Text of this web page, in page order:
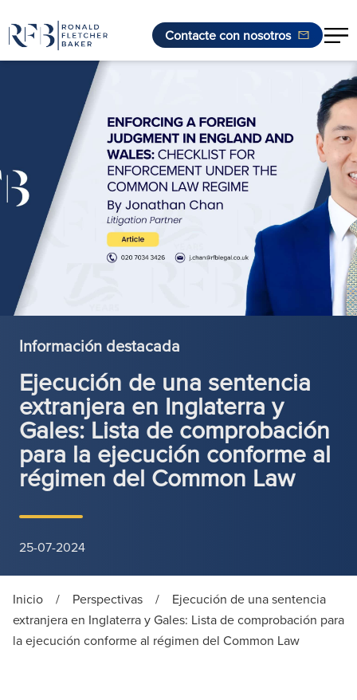
Saltar al contenido
Contacte con nosotros
Información destacada
Ejecución de una sentencia
extranjera en Inglaterra y
Gales: Lista de comprobación
para la ejecución conforme al
régimen del Common Law
25-07-2024
Inicio / Perspectivas /
Ejecución de una sentencia
extranjera en Inglaterra y Gales: Lista de comprobación para
la ejecución conforme al régimen del Common Law